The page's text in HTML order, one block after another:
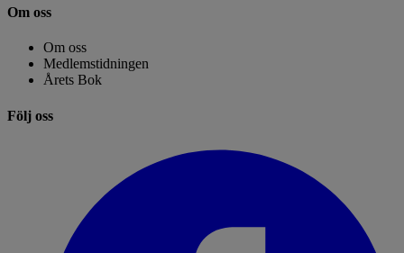
Om oss
Om oss
Medlemstidningen
Årets Bok
Följ oss